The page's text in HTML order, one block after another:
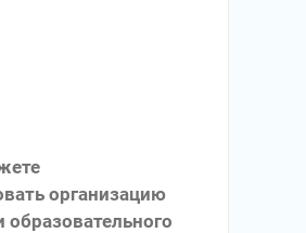
организацию
образовательного